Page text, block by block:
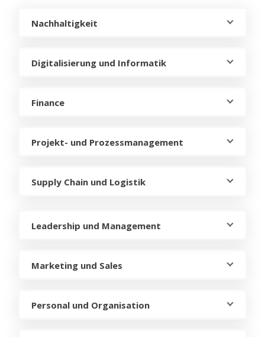
Nachhaltigkeit
Digitalisierung und Informatik
Finance
Projekt- und Prozessmanagement
Supply Chain und Logistik
Leadership und Management
Marketing und Sales
Personal und Organisation